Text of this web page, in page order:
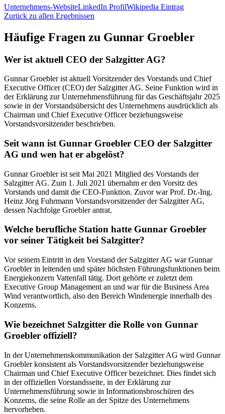
Unternehmens-WebsiteLinkedIn ProfilWikipedia Eintrag
Zurück zu allen Ergebnissen
Häufige Fragen zu Gunnar Groebler
Wer ist aktuell CEO der Salzgitter AG?
Gunnar Groebler ist aktuell Vorsitzender des Vorstands und Chief
Executive Officer (CEO) der Salzgitter AG. Seine Funktion wird in
der Erklärung zur Unternehmensführung für das Geschäftsjahr 2025
sowie in der Vorstandsübersicht des Unternehmens ausdrücklich als
Chairman und Chief Executive Officer beziehungsweise
Vorstandsvorsitzender beschrieben.
Seit wann ist Gunnar Groebler CEO der Salzgitter
AG und wen hat er abgelöst?
Gunnar Groebler ist seit Mai 2021 Mitglied des Vorstands der
Salzgitter AG. Zum 1. Juli 2021 übernahm er den Vorsitz des
Vorstands und damit die CEO-Funktion. Zuvor war Prof. Dr.-Ing.
Heinz Jörg Fuhrmann Vorstandsvorsitzender der Salzgitter AG,
dessen Nachfolge Groebler antrat.
Welche berufliche Station hatte Gunnar Groebler
vor seiner Tätigkeit bei Salzgitter?
Vor seinem Eintritt in den Vorstand der Salzgitter AG war Gunnar
Groebler in leitenden und später höchsten Führungsfunktionen beim
Energiekonzern Vattenfall tätig. Dort gehörte er zuletzt dem
Executive Group Management an und war für die Business Area
Wind verantwortlich, also den Bereich Windenergie innerhalb des
Konzerns.
Wie bezeichnet Salzgitter die Rolle von Gunnar
Groebler offiziell?
In der Unternehmenskommunikation der Salzgitter AG wird Gunnar
Groebler konsistent als Vorstandsvorsitzender beziehungsweise
Chairman und Chief Executive Officer bezeichnet. Dies findet sich
in der offiziellen Vorstandsseite, in der Erklärung zur
Unternehmensführung sowie in Informationsbroschüren des
Konzerns, die seine Rolle an der Spitze des Unternehmens
hervorheben.